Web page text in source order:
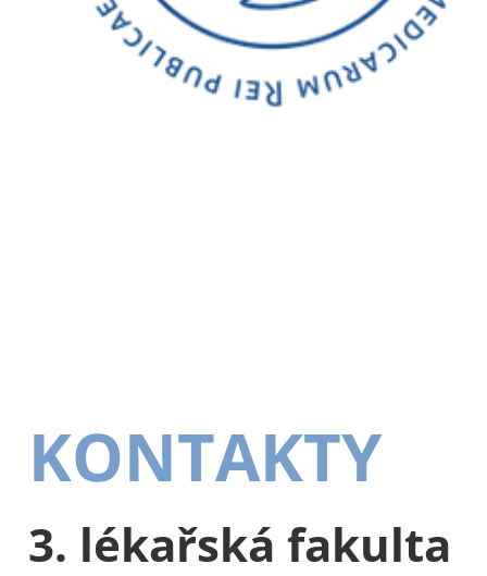
KONTAKTY
3. lékařská fakulta